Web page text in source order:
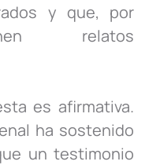
y que, por
relatos
es afirmativa.
ha sostenido
un testimonio